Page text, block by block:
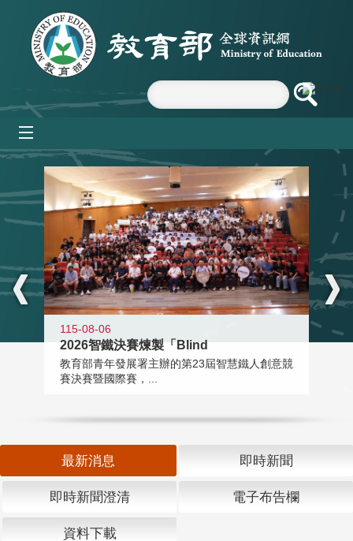
跳到主要內容區塊
:::
115-08-06
2026智鐵決賽煉製「Blind
教育部青年發展署主辦的第23屆智慧鐵人創意競
賽決賽暨國際賽，...
最新消息 即時新聞
即時新聞澄清 電子布告欄
資料下載